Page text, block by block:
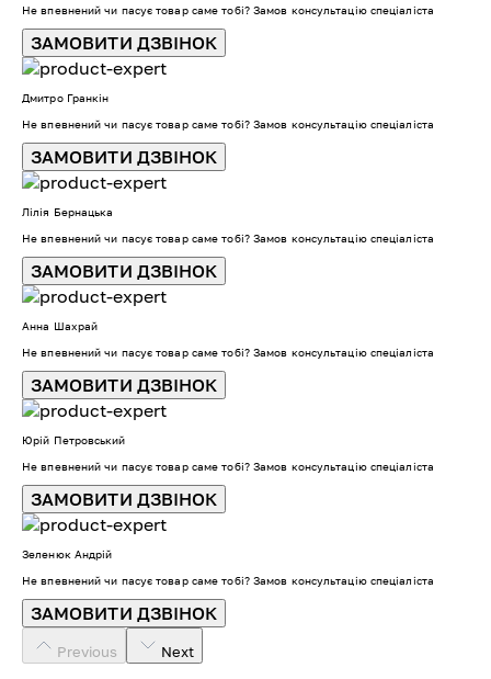
Не впевнений чи пасує товар саме тобі? Замов консультацію спеціаліста
ЗАМОВИТИ ДЗВІНОК
Дмитро Гранкін
Не впевнений чи пасує товар саме тобі? Замов консультацію спеціаліста
ЗАМОВИТИ ДЗВІНОК
Лілія Бернацька
Не впевнений чи пасує товар саме тобі? Замов консультацію спеціаліста
ЗАМОВИТИ ДЗВІНОК
Анна Шахрай
Не впевнений чи пасує товар саме тобі? Замов консультацію спеціаліста
ЗАМОВИТИ ДЗВІНОК
Юрій Петровський
Не впевнений чи пасує товар саме тобі? Замов консультацію спеціаліста
ЗАМОВИТИ ДЗВІНОК
Зеленюк Андрій
Не впевнений чи пасує товар саме тобі? Замов консультацію спеціаліста
ЗАМОВИТИ ДЗВІНОК
Previous Next